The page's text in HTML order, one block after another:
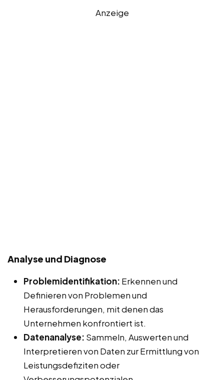
Anzeige
Analyse und Diagnose
Problemidentifikation: Erkennen und
Definieren von Problemen und
Herausforderungen, mit denen das
Unternehmen konfrontiert ist.
Datenanalyse: Sammeln, Auswerten und
Interpretieren von Daten zur Ermittlung von
Leistungsdefiziten oder